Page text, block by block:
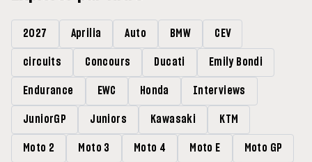
2027 Aprilia Auto BMW CEV
circuits Concours Ducati Emily Bondi
Endurance EWC Honda Interviews
JuniorGP Juniors Kawasaki KTM
Moto 2 Moto 3 Moto 4 Moto E Moto GP